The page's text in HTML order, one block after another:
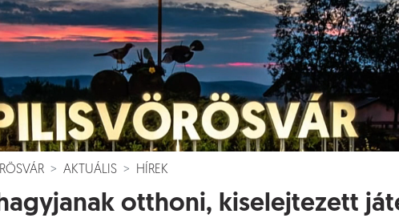
AKTUÁLIS HÍREK
otthoni, kiselejtezett
[] Dokumentumok [